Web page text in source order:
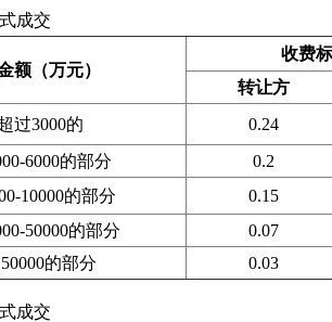
成交
额（万元）
收费
转让方
过3000的
0.24
6000的部分
0.2
10000的部分
0.15
50000的部分
0.07
的部分
0.03
成交